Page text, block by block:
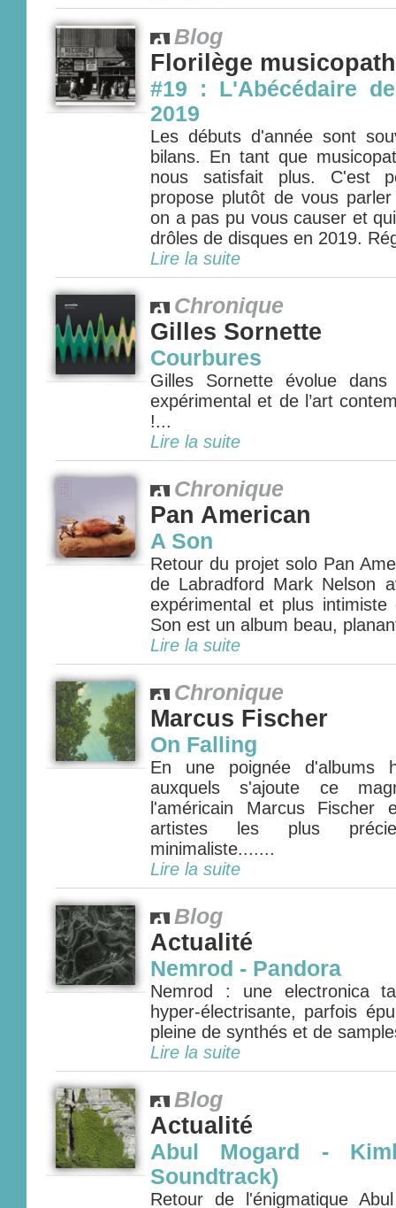
Blog
Florilège
#19 : L'Abécédaire
2019
Les débuts d'année sont
bilans. En tant que
nous satisfait plus. C'est
propose plutôt de vous
on a pas pu vous causer et
drôles de disques en 2019.
Lire la suite
Chronique
Gilles Sornette
Courbures
Gilles Sornette évolue dans
expérimental et de l’art
!...
Lire la suite
Chronique
Pan American
A Son
Retour du projet solo Pan
de Labradford Mark Nelson
expérimental et plus intimiste
Son est un album beau,
Lire la suite
Chronique
Marcus Fischer
On Falling
En une poignée d'albums
auxquels s'ajoute ce
l'américain Marcus Fischer
artistes les plus
minimaliste.......
Lire la suite
Blog
Actualité
Nemrod - Pandora
Nemrod : une electronica
hyper-électrisante, parfois
pleine de synthés et de
Lire la suite
Blog
Actualité
Abul Mogard -
Soundtrack)
Retour de l'énigmatique